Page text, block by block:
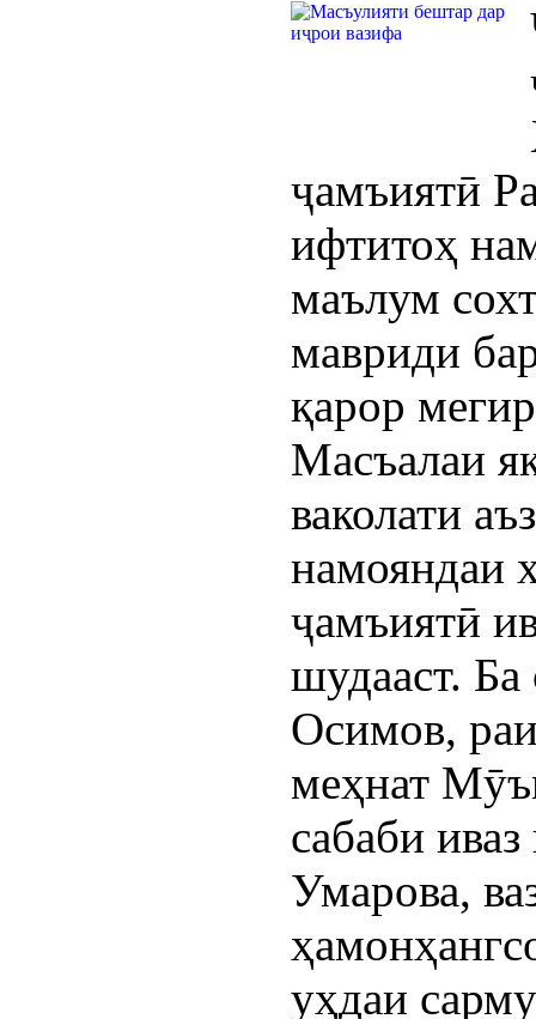
ҷамъиятӣ
ифтитоҳ
маълум
мавриди
қарор
Масъалаи
ваколати
намояндаи
ҷамъиятӣ
шудааст.
Осимов,
меҳнат
сабаби
Умарова,
уҳдаи